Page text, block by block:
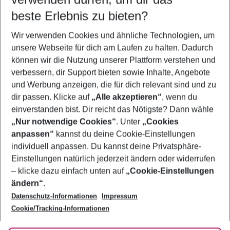
5-8 Nächte
2 Erwachsene Keine Kinder
Mehr Filter anzeigen
Footer
Footer navigation
Über uns
AGB
Bestpreisgarantie
Cookie-Einstellungen ändern
Cookie-Richtlinie
Agenturbetreuung
Barrierefreies Reisen
Folge uns
beste Erlebnis zu bieten?
Wir verwenden Cookies und ähnliche Technologien, um
unsere Webseite für dich am Laufen zu halten. Dadurch
können wir die Nutzung unserer Plattform verstehen und
verbessern, dir Support bieten sowie Inhalte, Angebote
und Werbung anzeigen, die für dich relevant sind und zu
dir passen. Klicke auf „Alle akzeptieren“, wenn du
einverstanden bist. Dir reicht das Nötigste? Dann wähle
„Nur notwendige Cookies“. Unter „Cookies
anpassen“ kannst du deine Cookie-Einstellungen
individuell anpassen. Du kannst deine Privatsphäre-
Einstellungen natürlich jederzeit ändern oder widerrufen
– klicke dazu einfach unten auf „Cookie-Einstellungen
ändern“.
Datenschutz-Informationen
Impressum
Cookie/Tracking-Informationen